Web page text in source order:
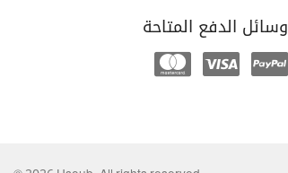
وسائل الدفع المتاحة
Paypal
Visa